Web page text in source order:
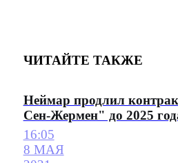
ЧИТАЙТЕ ТАКЖЕ
Неймар продлил
Сен-Жермен" до 2025
16:05
8 МАЯ